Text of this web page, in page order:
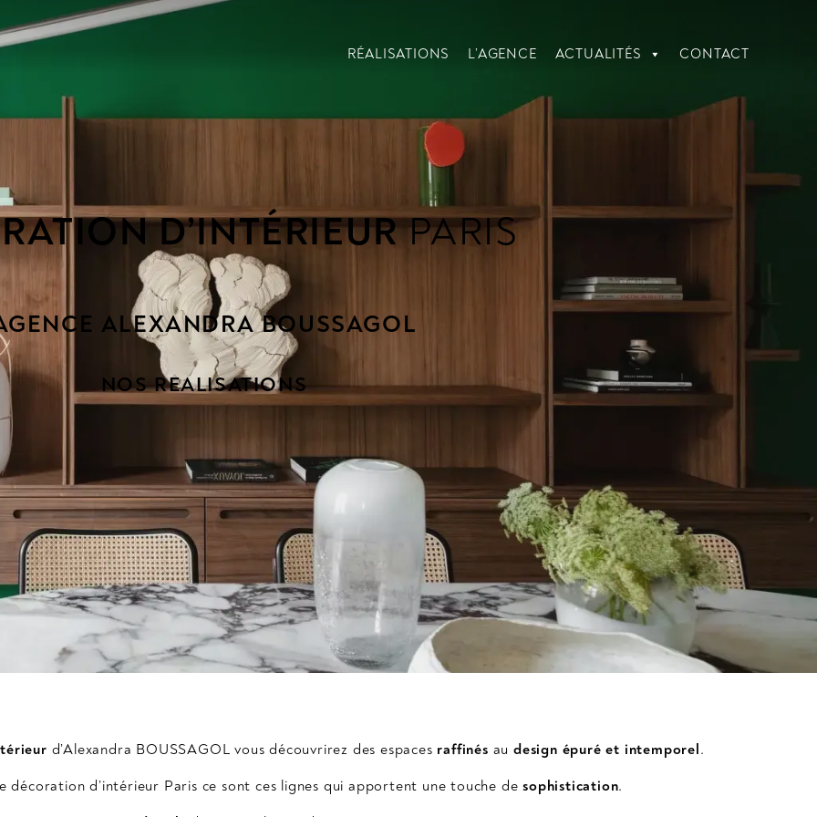
RÉALISATIONS L’AGENCE ACTUALITÉS CONTACT
D’INTÉRIEURPARIS
ALEXANDRA BOUSSAGOL
NOS REALISATIONS
d’Alexandra BOUSSAGOL vous découvrirez des espaces raffinés audesign épuré et intemporel.
décoration d’intérieur Paris ce sont ces lignes qui apportent une touche desophistication.